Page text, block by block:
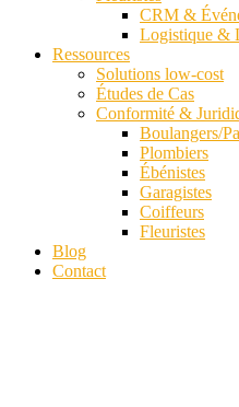
CRM &
Logistique &
Ressources
Solutions low-cost
Études de Cas
Conformité &
Boulangers/
Plombiers
Ébénistes
Garagistes
Coiffeurs
Fleuristes
Blog
Contact